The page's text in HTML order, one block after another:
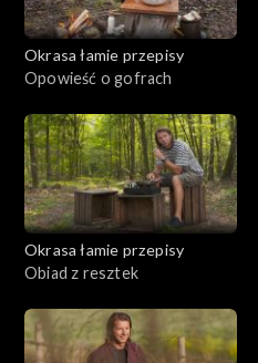
Okrasa łamie przepisy
Opowieść o gofrach
Okrasa łamie przepisy
Obiad z resztek